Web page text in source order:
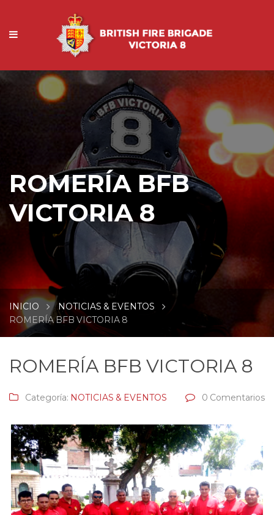
ROMERÍA BFB
VICTORIA 8
INICIO
NOTICIAS & EVENTOS
ROMERÍA BFB VICTORIA 8
ROMERÍA BFB VICTORIA 8
Categoría: NOTICIAS & EVENTOS 0 Comentarios